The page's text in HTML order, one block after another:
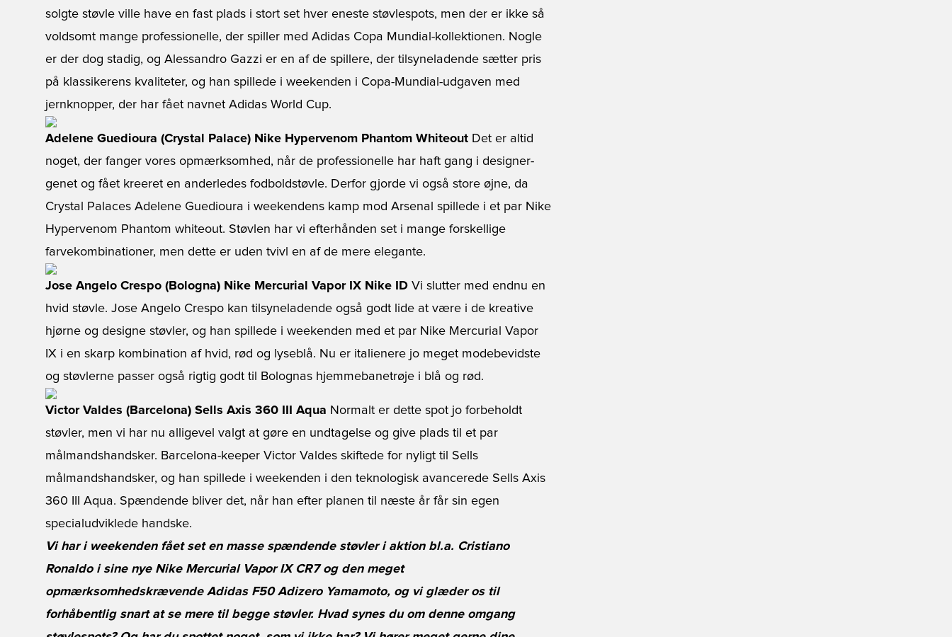
solgte støvle ville have en fast plads i stort set hver eneste støvlespots, men der er ikke så
voldsomt mange professionelle, der spiller med Adidas Copa Mundial-kollektionen. Nogle
er der dog stadig, og Alessandro Gazzi er en af de spillere, der tilsyneladende sætter pris
på klassikerens kvaliteter, og han spillede i weekenden i Copa-Mundial-udgaven med
jernknopper, der har fået navnet Adidas World Cup.
Adelene Guedioura (Crystal Palace) Nike Hypervenom Phantom Whiteout Det er altid
noget, der fanger vores opmærksomhed, når de professionelle har haft gang i designer-
genet og fået kreeret en anderledes fodboldstøvle. Derfor gjorde vi også store øjne, da
Crystal Palaces Adelene Guedioura i weekendens kamp mod Arsenal spillede i et par Nike
Hypervenom Phantom whiteout. Støvlen har vi efterhånden set i mange forskellige
farvekombinationer, men dette er uden tvivl en af de mere elegante.
Jose Angelo Crespo (Bologna) Nike Mercurial Vapor IX Nike ID Vi slutter med endnu en
hvid støvle. Jose Angelo Crespo kan tilsyneladende også godt lide at være i de kreative
hjørne og designe støvler, og han spillede i weekenden med et par Nike Mercurial Vapor
IX i en skarp kombination af hvid, rød og lyseblå. Nu er italienere jo meget modebevidste
og støvlerne passer også rigtig godt til Bolognas hjemmebanetrøje i blå og rød.
Victor Valdes (Barcelona) Sells Axis 360 III Aqua Normalt er dette spot jo forbeholdt
støvler, men vi har nu alligevel valgt at gøre en undtagelse og give plads til et par
målmandshandsker. Barcelona-keeper Victor Valdes skiftede for nyligt til Sells
målmandshandsker, og han spillede i weekenden i den teknologisk avancerede Sells Axis
360 III Aqua. Spændende bliver det, når han efter planen til næste år får sin egen
specialudviklede handske.
Vi har i weekenden fået set en masse spændende støvler i aktion bl.a. Cristiano
Ronaldo i sine nye Nike Mercurial Vapor IX CR7 og den meget
opmærksomhedskrævende Adidas F50 Adizero Yamamoto, og vi glæder os til
forhåbentlig snart at se mere til begge støvler. Hvad synes du om denne omgang